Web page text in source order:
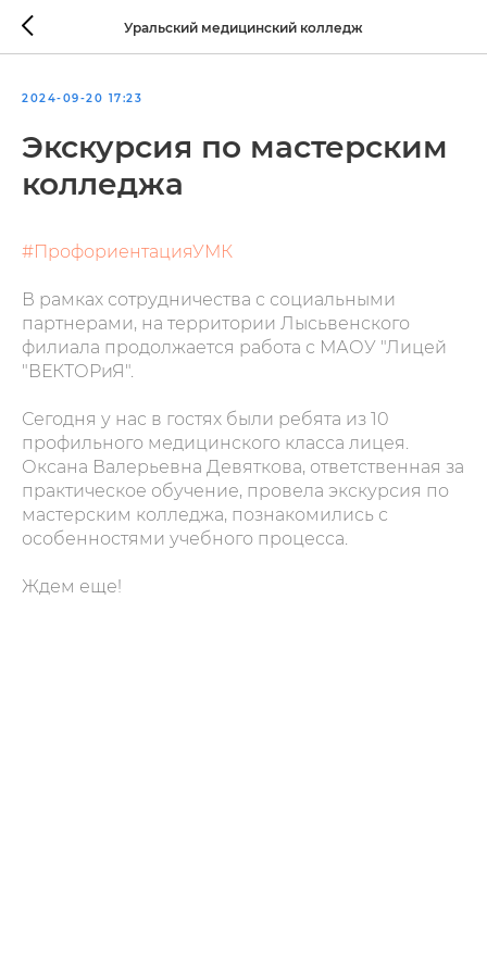
Уральский медицинский колледж
2024-09-20 17:23
Экскурсия по мастерским
колледжа
#ПрофориентацияУМК
В рамках сотрудничества с социальными
партнерами, на территории Лысьвенского
филиала продолжается работа с МАОУ "Лицей
"ВЕКТОРиЯ".
Сегодня у нас в гостях были ребята из 10
профильного медицинского класса лицея.
Оксана Валерьевна Девяткова, ответственная за
практическое обучение, провела экскурсия по
мастерским колледжа, познакомились с
особенностями учебного процесса.
Ждем еще!